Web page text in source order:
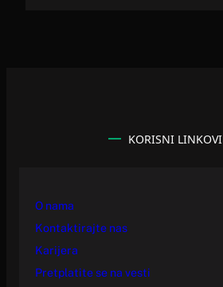
KORISNI LINKOVI
O nama
Kontaktirajte nas
Karijera
Pretplatite se na vesti